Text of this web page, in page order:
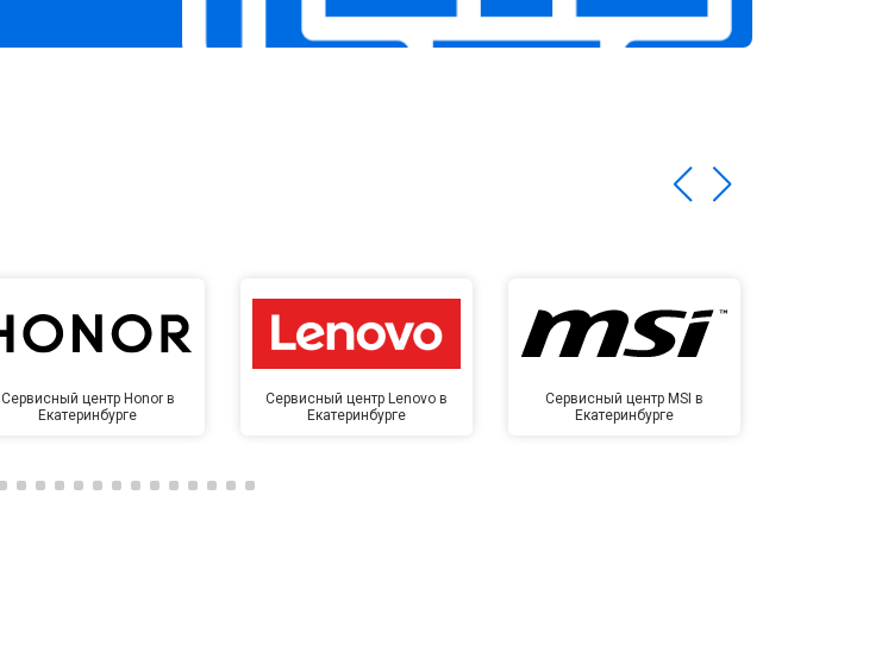
Сервисный центр Honor в
Екатеринбурге
Сервисный центр Lenovo в
Екатеринбурге
Сервисный центр MSI в
Екатеринбурге